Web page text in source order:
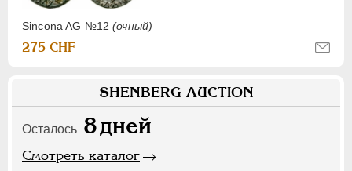
Sincona AG №12(очный)
275 CHF
SHENBERG AUCTION
Осталось 8дней
Смотреть каталог